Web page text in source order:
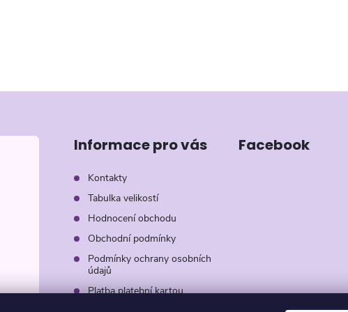
Informace pro vás
Kontakty
Tabulka velikostí
Hodnocení obchodu
Obchodní podmínky
Podmínky ochrany osobních
údajů
Platba platební kartou
Facebook